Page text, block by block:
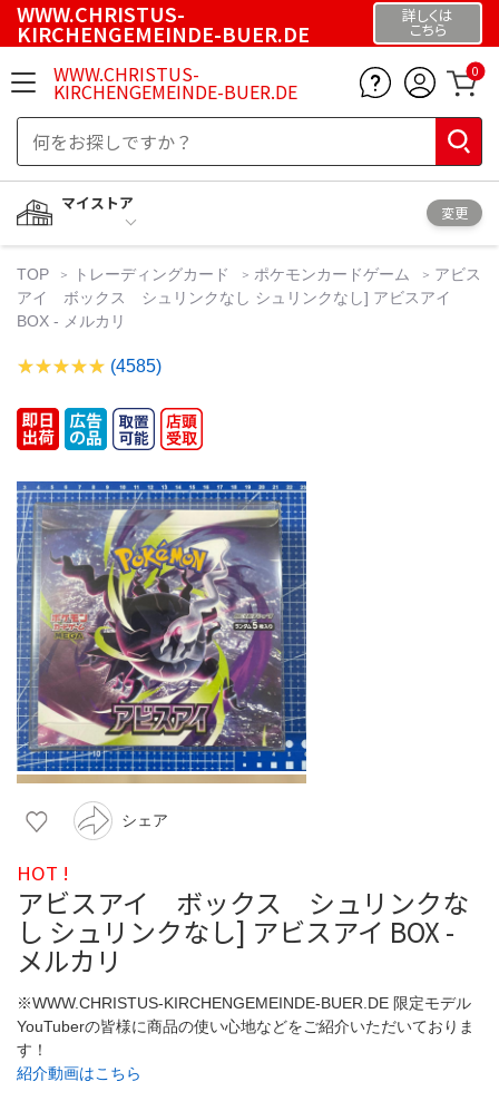
WWW.CHRISTUS-
KIRCHENGEMEINDE-BUER.DE
詳しくは
こちら
WWW.CHRISTUS-
KIRCHENGEMEINDE-BUER.DE
0
マイストア
変更
TOP トレーディングカード ポケモンカードゲーム
アビス
アイ ボックス シュリンクなし シュリンクなし] アビスアイ
BOX - メルカリ
(4585)
シェア
HOT !
アビスアイ ボックス シュリンクな
し シュリンクなし] アビスアイ BOX -
メルカリ
※WWW.CHRISTUS-KIRCHENGEMEINDE-BUER.DE 限定モデル
YouTuberの皆様に商品の使い心地などをご紹介いただいておりま
す！
紹介動画はこちら